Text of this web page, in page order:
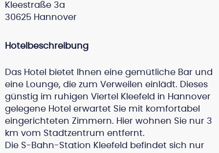
Kleestraße 3a
30625 Hannover
Hotelbeschreibung
Das Hotel bietet Ihnen eine gemütliche Bar und
eine Lounge, die zum Verweilen einlädt. Dieses
günstig im ruhigen Viertel Kleefeld in Hannover
gelegene Hotel erwartet Sie mit komfortabel
eingerichteten Zimmern. Hier wohnen Sie nur 3
km vom Stadtzentrum entfernt.
Die S-Bahn-Station Kleefeld befindet sich nur